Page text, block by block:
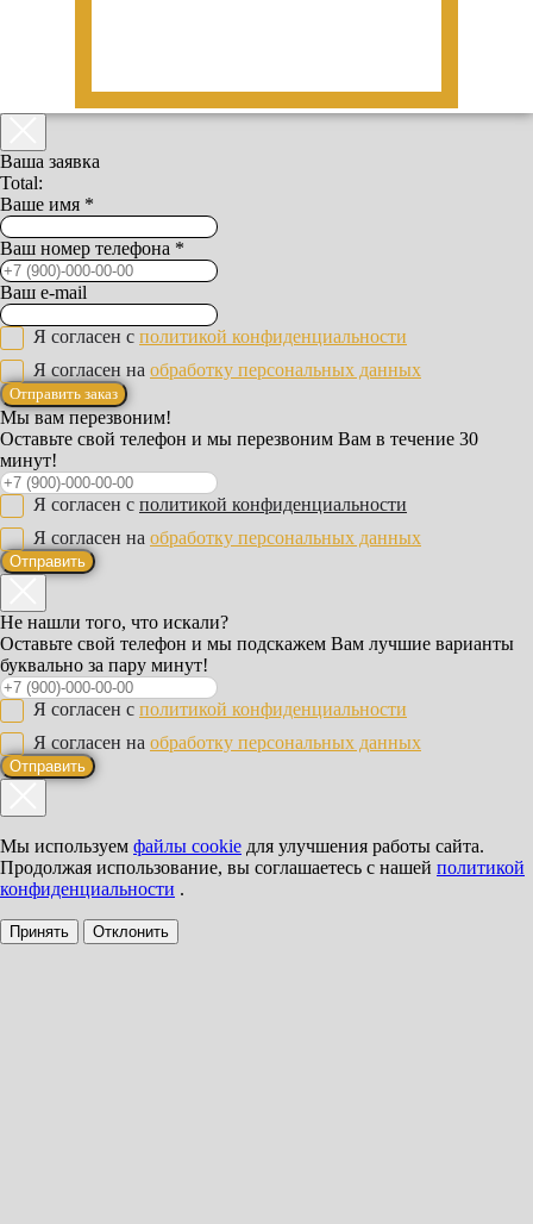
Ваша заявка
Total:
Ваше имя *
Ваш номер телефона *
Ваш e-mail
Я согласен с политикой конфиденциальности
Я согласен на обработку персональных данных
Отправить заказ
Мы вам перезвоним!
Оставьте свой телефон и мы перезвоним Вам в течение 30
минут!
Я согласен с политикой конфиденциальности
Я согласен на обработку персональных данных
Отправить
Не нашли того, что искали?
Оставьте свой телефон и мы подскажем Вам лучшие варианты
буквально за пару минут!
Я согласен с политикой конфиденциальности
Я согласен на обработку персональных данных
Отправить
Мы используем файлы cookie для улучшения работы сайта.
Продолжая использование, вы соглашаетесь с нашей политикой
конфиденциальности .
Принять Отклонить